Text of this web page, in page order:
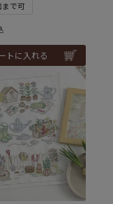
で可
トに入れる